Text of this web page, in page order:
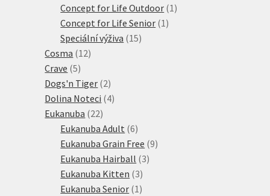
produkty
Concept for Life Outdoor 1 1
Concept for Life Senior 1 1
Speciální výživa 1515
Cosma 1212
Crave 55
produktů
Dogs'n Tiger 22
produkty
Dolina Noteci 44
Eukanuba 2222
produktů
Eukanuba Adult 66
produktů
Eukanuba Grain Free 99
Eukanuba Hairball 33
Eukanuba Kitten 33
produkty
Eukanuba Senior 1 1